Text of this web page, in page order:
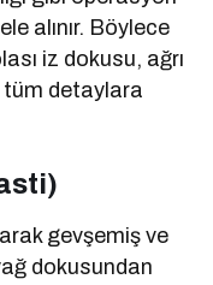
alınır. Böylece
iz dokusu, ağrı
detaylara
gevşemiş ve
dokusundan